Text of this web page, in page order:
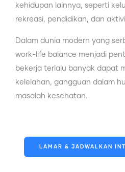
kehidupan lainnya, seperti
rekreasi, pendidikan, dan
Dalam dunia modern yang
work-life balance menjadi
bekerja terlalu banyak dapat
kelelahan, gangguan dalam
masalah kesehatan.
LAMAR & JADWALKAN